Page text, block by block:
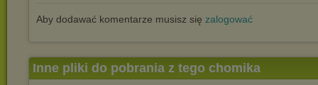
Aby dodawać komentarze musisz się zalogować
Inne pliki do pobrania z tego chomika